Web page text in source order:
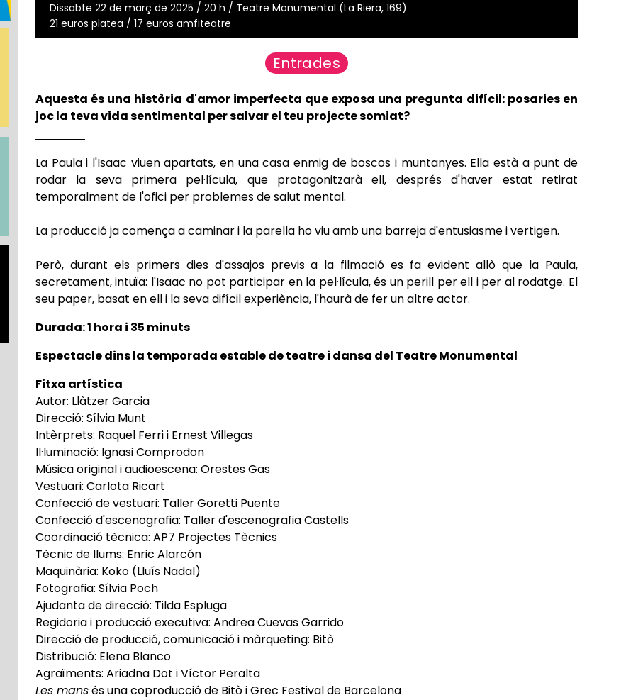
Dissabte 22 de març de 2025 / 20 h / Teatre Monumental (La Riera, 169)
21 euros platea / 17 euros amfiteatre
Entrades
Aquesta és una història d'amor imperfecta que exposa una pregunta difícil: posaries en
joc la teva vida sentimental per salvar el teu projecte somiat?
La Paula i l'Isaac viuen apartats, en una casa enmig de boscos i muntanyes. Ella està a punt de
rodar la seva primera pel·lícula, que protagonitzarà ell, després d'haver estat retirat
temporalment de l'ofici per problemes de salut mental.
La producció ja comença a caminar i la parella ho viu amb una barreja d'entusiasme i vertigen.
Però, durant els primers dies d'assajos previs a la filmació es fa evident allò que la Paula,
secretament, intuïa: l'Isaac no pot participar en la pel·lícula, és un perill per ell i per al rodatge. El
seu paper, basat en ell i la seva difícil experiència, l'haurà de fer un altre actor.
Durada: 1 hora i 35 minuts
Espectacle dins la temporada estable de teatre i dansa del Teatre Monumental
Fitxa artística
Autor: Llàtzer Garcia
Direcció: Sílvia Munt
Intèrprets: Raquel Ferri i Ernest Villegas
Il·luminació: Ignasi Comprodon
Música original i audioescena: Orestes Gas
Vestuari: Carlota Ricart
Confecció de vestuari: Taller Goretti Puente
Confecció d'escenografia: Taller d'escenografia Castells
Coordinació tècnica: AP7 Projectes Tècnics
Tècnic de llums: Enric Alarcón
Maquinària: Koko (Lluís Nadal)
Fotografia: Sílvia Poch
Ajudanta de direcció: Tilda Espluga
Regidoria i producció executiva: Andrea Cuevas Garrido
Direcció de producció, comunicació i màrqueting: Bitò
Distribució: Elena Blanco
Agraïments: Ariadna Dot i Víctor Peralta
Les mansés una coproducció de Bitò i Grec Festival de Barcelona